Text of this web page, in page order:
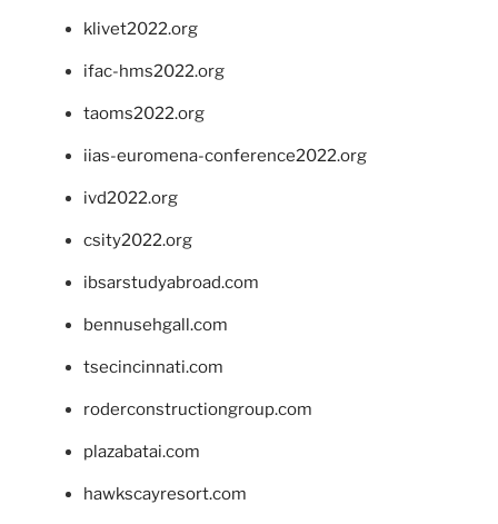
klivet2022.org
ifac-hms2022.org
taoms2022.org
iias-euromena-conference2022.org
ivd2022.org
csity2022.org
ibsarstudyabroad.com
bennusehgall.com
tsecincinnati.com
roderconstructiongroup.com
plazabatai.com
hawkscayresort.com